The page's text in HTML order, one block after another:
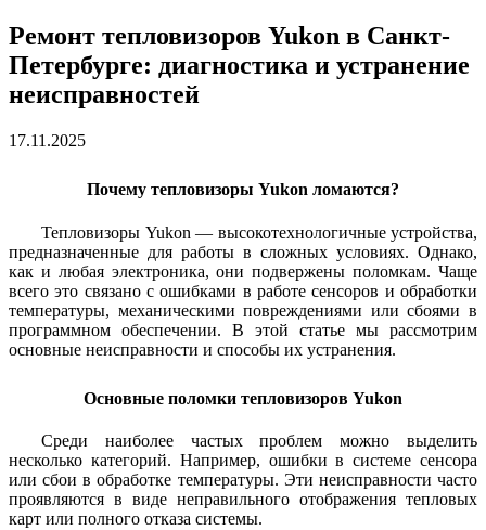
Ремонт тепловизоров Yukon в Санкт-
Петербурге: диагностика и устранение
неисправностей
17.11.2025
Почему тепловизоры Yukon ломаются?
Тепловизоры Yukon — высокотехнологичные устройства,
предназначенные для работы в сложных условиях. Однако,
как и любая электроника, они подвержены поломкам. Чаще
всего это связано с ошибками в работе сенсоров и обработки
температуры, механическими повреждениями или сбоями в
программном обеспечении. В этой статье мы рассмотрим
основные неисправности и способы их устранения.
Основные поломки тепловизоров Yukon
Среди наиболее частых проблем можно выделить
несколько категорий. Например, ошибки в системе сенсора
или сбои в обработке температуры. Эти неисправности часто
проявляются в виде неправильного отображения тепловых
карт или полного отказа системы.